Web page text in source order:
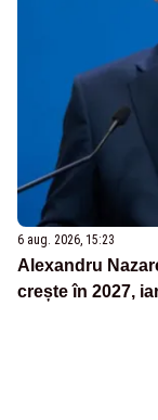
6 aug. 2026, 15:23
Alexandru
crește în 2027,